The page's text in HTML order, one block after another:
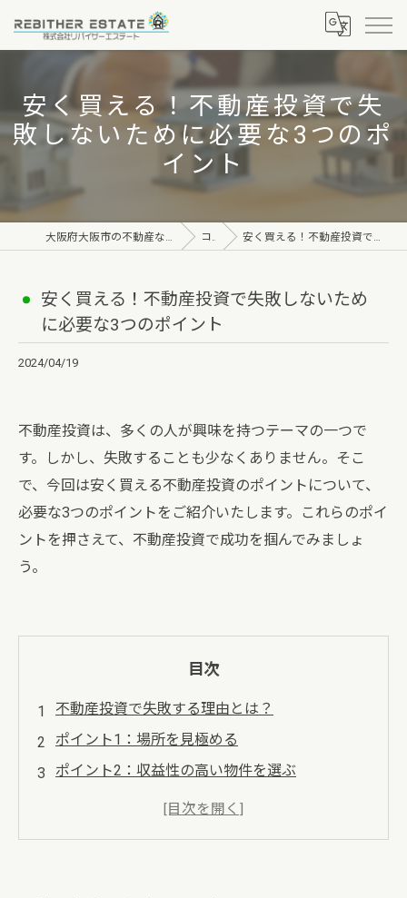
安く買える！不動産投資で失
敗しないために必要な3つのポ
イント
大阪府大阪市の不動産なら株式会社リバイザーエステート コラム 安く買える！不動産投資で失敗しないために必要な3つのポイント
安く買える！不動産投資で失敗しないため
に必要な3つのポイント
2024/04/19
不動産投資は、多くの人が興味を持つテーマの一つで
す。しかし、失敗することも少なくありません。そこ
で、今回は安く買える不動産投資のポイントについて、
必要な3つのポイントをご紹介いたします。これらのポイ
ントを押さえて、不動産投資で成功を掴んでみましょ
う。
目次
不動産投資で失敗する理由とは？
ポイント1：場所を見極める
ポイント2：収益性の高い物件を選ぶ
ポイント3：リスクを考えた適切な価格設定